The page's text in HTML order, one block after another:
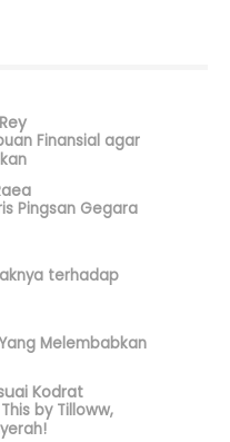
Finansial agar
Pingsan Gegara
terhadap
Melembabkan
Kodrat
by Tilloww,